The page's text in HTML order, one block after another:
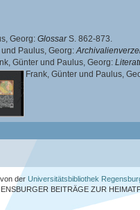
Georg: GlossarS. 862-873.
und Paulus, Georg:
Günter und Paulus, Georg:
Frank, Günter und Paulus,
der Universitätsbibliothek
BEITRÄGE ZUR